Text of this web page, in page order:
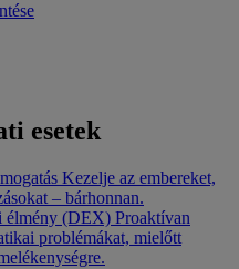
esetek
Kezelje az embereket,
– bárhonnan.
élmény (DEX) Proaktívan
problémákat, mielőtt